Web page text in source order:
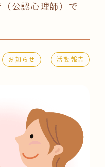
公認心理師）で
お知らせ 活動報告